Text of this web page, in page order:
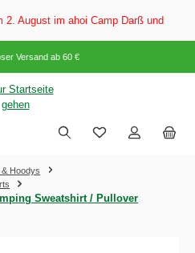
im ahoi Camp Darß und vom 3.
Versand ab 60 €
Hoodys
Sweatshirt / Pullover